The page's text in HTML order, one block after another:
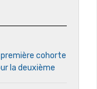
première cohorte
la deuxième